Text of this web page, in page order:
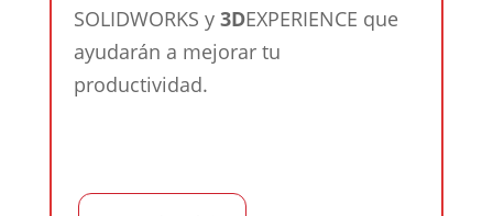
SOLIDWORKS y3DEXPERIENCE que
ayudarán a mejorar tu
productividad.